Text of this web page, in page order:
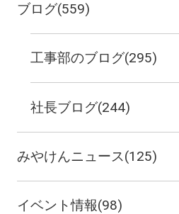
ブログ(559)
工事部のブログ(295)
社長ブログ(244)
みやけんニュース(125)
イベント情報(98)